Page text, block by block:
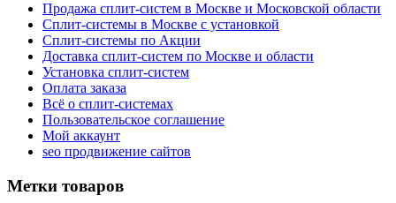
Продажа сплит-систем в Москве и Московской области
Сплит-системы в Москве с установкой
Сплит-системы по Акции
Доставка сплит-систем по Москве и области
Установка сплит-систем
Оплата заказа
Всё о сплит-системах
Пользовательское соглашение
Мой аккаунт
seo продвижение сайтов
Метки товаров